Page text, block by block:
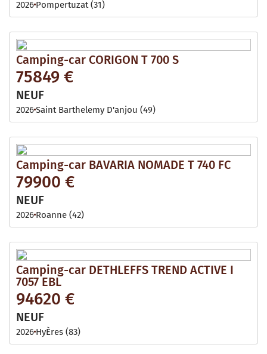
2026 Pompertuzat (31)
Camping-car CORIGON T 700 S
75849 €
NEUF
2026Saint Barthelemy D'anjou (49)
Camping-car BAVARIA NOMADE T 740 FC
79900 €
NEUF
2026 Roanne (42)
Camping-car DETHLEFFS TREND ACTIVE I
7057 EBL
94620 €
NEUF
2026 HyÈres (83)